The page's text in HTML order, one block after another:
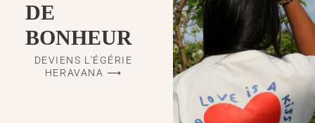
DE
BONHEUR
DEVIENS L'ÉGÉRIE
HERAVANA ⟶